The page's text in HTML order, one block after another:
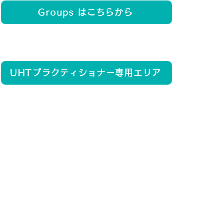
Groups はこちらから
UHTプラクティショナー専用エリア